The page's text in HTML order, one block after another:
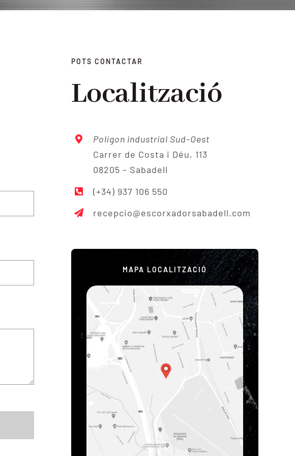
POTS CONTACTAR
Localització
Polígon industrial Sud-Oest
Carrer de Costa i Déu, 113
08205 – Sabadell
(+34) 937 106 550
recepcio@escorxadorsabadell.com
MAPA LOCALITZACIÓ